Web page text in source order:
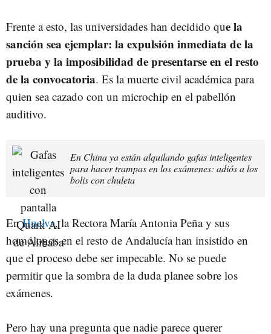
Frente a esto, las universidades han decidido que la
sanción sea ejemplar: la expulsión inmediata de la
prueba y la imposibilidad de presentarse en el resto
de la convocatoria. Es la muerte civil académica para
quien sea cazado con un microchip en el pabellón
auditivo.
En China ya están alquilando gafas inteligentes
para hacer trampas en los exámenes: adiós a los
bolis con chuleta
EnHuelva, la Rectora María Antonia Peña y sus
homólogos en el resto de Andalucía han insistido en
que el proceso debe ser impecable. No se puede
permitir que la sombra de la duda planee sobre los
exámenes.
Pero hay una pregunta que nadie parece querer